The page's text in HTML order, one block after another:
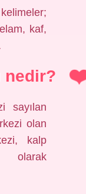
kaf,
nedir?
sayılan
olan
kalp
olarak